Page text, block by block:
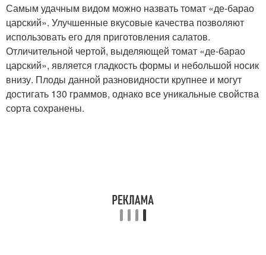
Самым удачным видом можно назвать томат «де-барао
царский». Улучшенные вкусовые качества позволяют
использовать его для приготовления салатов.
Отличительной чертой, выделяющей томат «де-барао
царский», является гладкость формы и небольшой носик
внизу. Плоды данной разновидности крупнее и могут
достигать 130 граммов, однако все уникальные свойства
сорта сохранены.